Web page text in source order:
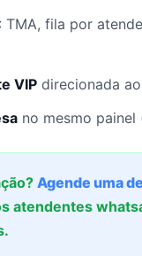
: TMA, fila por
VIP direcionada
no mesmo
Agende uma
atendentes